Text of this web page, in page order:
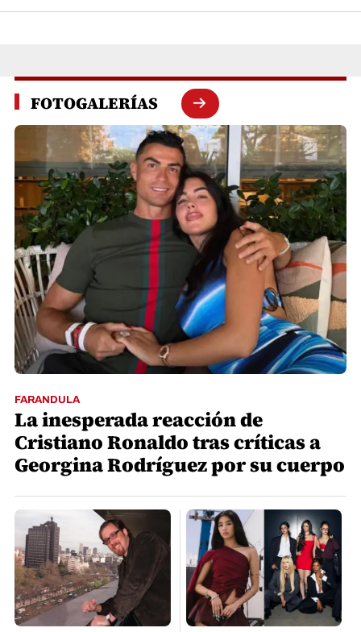
FOTOGALERÍAS
FARANDULA
La inesperada reacción de
Cristiano Ronaldo tras críticas a
Georgina Rodríguez por su cuerpo